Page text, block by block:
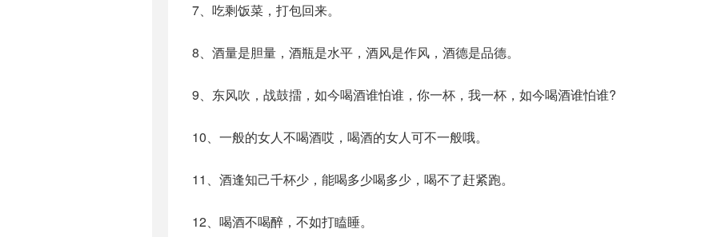
7、吃剩饭菜，打包回来。
8、酒量是胆量，酒瓶是水平，酒风是作风，酒德是品德。
9、东风吹，战鼓擂，如今喝酒谁怕谁，你一杯，我一杯，如今喝酒谁怕谁?
10、一般的女人不喝酒哎，喝酒的女人可不一般哦。
11、酒逢知己千杯少，能喝多少喝多少，喝不了赶紧跑。
12、喝酒不喝醉，不如打瞌睡。